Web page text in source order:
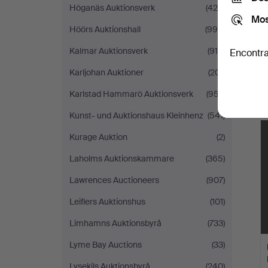
Höganäs Auktionsverk
(425)
Höörs Auktionshall
(995)
Kalmar Auktionsverk
(916)
Karljohan Auktioner
(201)
Karlstad Hammarö Auktionsverk
(957)
Kunst- und Auktionshaus Kleinhenz (541)
Kurage Auktion
(2)
Laholms Auktionskammare
(365)
Lawrences Auctioneers
(907)
Leiflers Auktionshus
(101)
Limhamns Auktionsbyrå
(733)
Lyme Bay Auctions
(33)